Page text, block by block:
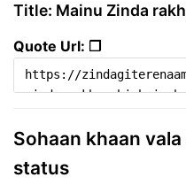
Title: Mainu Zinda
Quote Url: ❐
Sohaan khaan
status